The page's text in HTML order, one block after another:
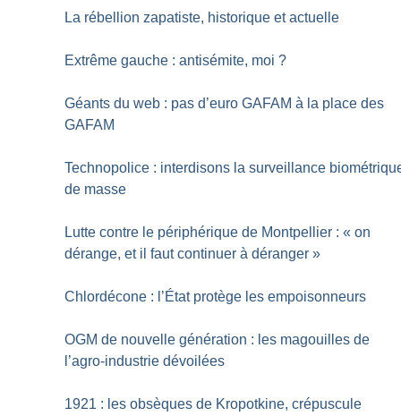
La rébellion zapatiste, historique et actuelle
Extrême gauche : antisémite, moi ?
Géants du web : pas d’euro GAFAM à la place des
GAFAM
Technopolice : interdisons la surveillance
de masse
Lutte contre le périphérique de Montpellier : « on
dérange, et il faut continuer à déranger »
Chlordécone : l’État protège les empoisonneurs
OGM de nouvelle génération : les magouilles de
l’agro-industrie dévoilées
1921 : les obsèques de Kropotkine, crépuscule